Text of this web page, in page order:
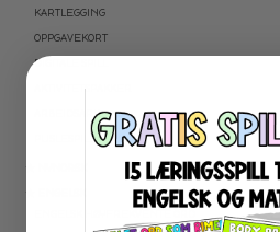
KARTLEGGING
OPPGAVEKORT
DIGITALE SPILL
AKTIVITETSPAKKER
ARBEIDSARK
PUSLESPILL